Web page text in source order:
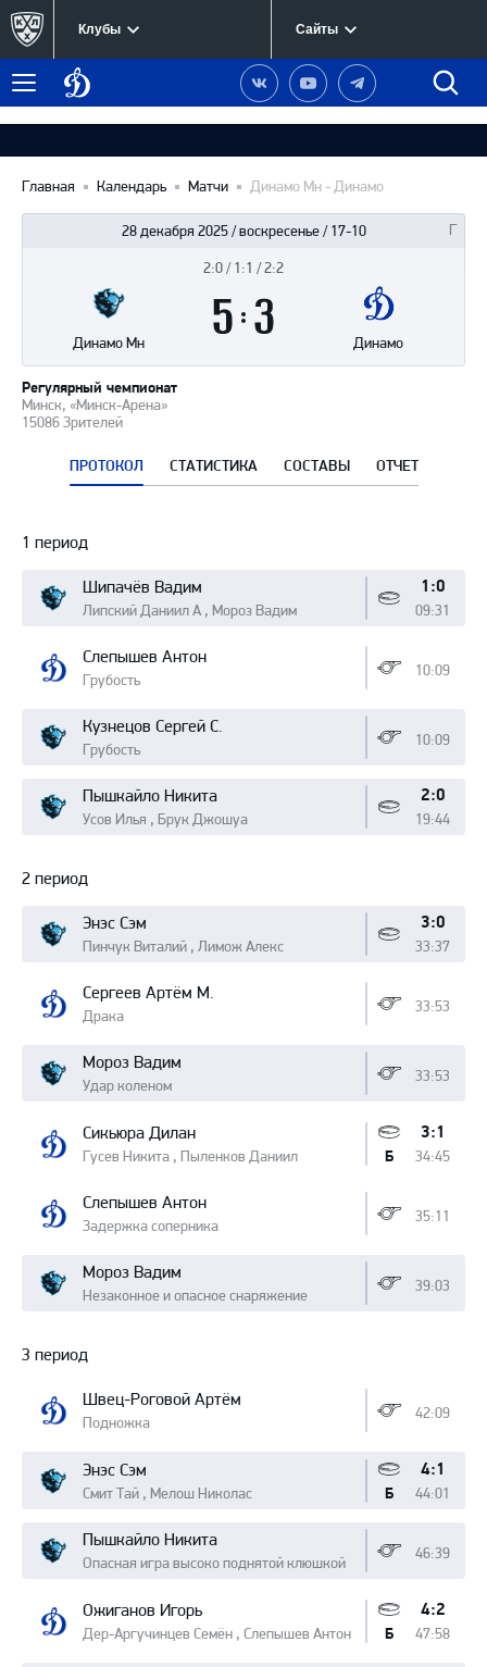
Клубы Сайты
Меню
Динамо
Москва
Наша
группа
Вконтакте
Наш
канал
YouTube
Наш
канал
Telegram
Главная Календарь Матчи Динамо Мн - Динамо
28 декабря 2025 / воскресенье / 17-10
Минск, «Минск-Арена»
15086 Зрителей
Регулярный чемпионат
матча
2:0 / 1:1 / 2:2
Динамо Мн Динамо
ПРОТОКОЛ СТАТИСТИКА СОСТАВЫ ОТЧЕТ
Протокол
1 период
Шипачёв Вадим
Липский Даниил А , Мороз Вадим
1:0
09:31
Слепышев Антон
Грубость
10:09
Кузнецов Сергей С.
Грубость
10:09
Пышкайло Никита
Усов Илья , Брук Джошуа
2:0
19:44
2 период
Энэс Сэм
Пинчук Виталий , Лимож Алекс
3:0
33:37
Сергеев Артём М.
Драка
33:53
Мороз Вадим
Удар коленом
33:53
Сикьюра Дилан
Гусев Никита , Пыленков Даниил
3:1
34:45
Б
Слепышев Антон
Задержка соперника
35:11
Мороз Вадим
Незаконное и опасное снаряжение
39:03
3 период
Швец-Роговой Артём
Подножка
42:09
Энэс Сэм
Смит Тай , Мелош Николас
4:1
44:01
Б
Пышкайло Никита
Опасная игра высоко поднятой клюшкой
46:39
Ожиганов Игорь
Дер-Аргучинцев Семён , Слепышев Антон
4:2
47:58
Б